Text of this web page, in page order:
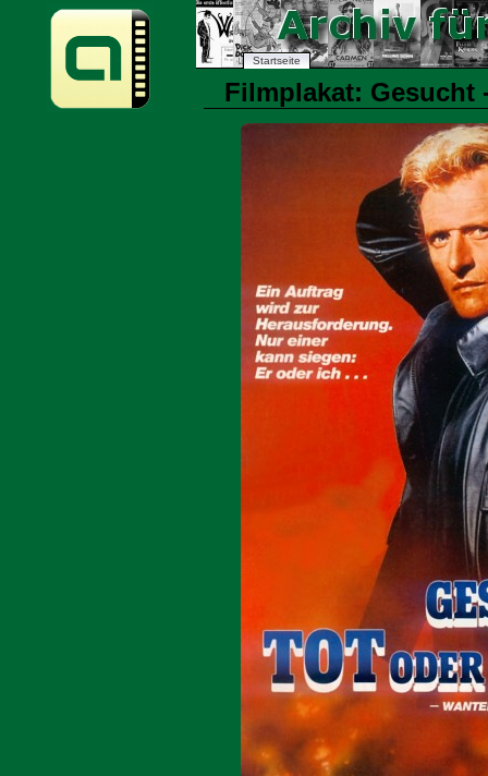
Startseite
Filmplakat: Gesucht